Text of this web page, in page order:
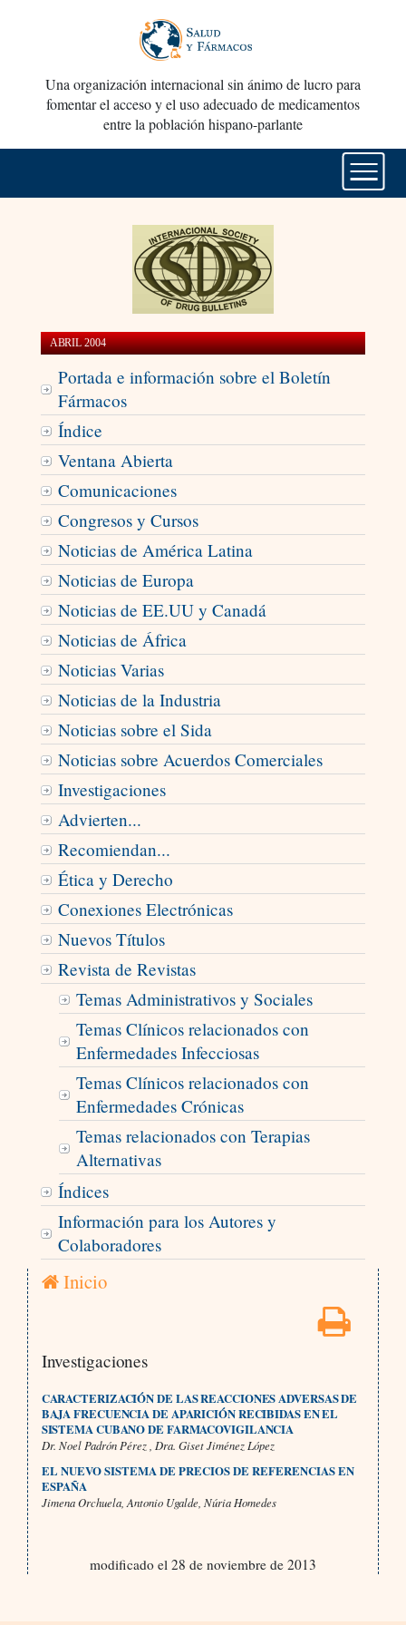
Una organización internacional sin ánimo de lucro para
fomentar el acceso y el uso adecuado de medicamentos
entre la población hispano-parlante
ABRIL 2004
Portada e información sobre el Boletín
Fármacos
Índice
Ventana Abierta
Comunicaciones
Congresos y Cursos
Noticias de América Latina
Noticias de Europa
Noticias de EE.UU y Canadá
Noticias de África
Noticias Varias
Noticias de la Industria
Noticias sobre el Sida
Noticias sobre Acuerdos Comerciales
Investigaciones
Advierten...
Recomiendan...
Ética y Derecho
Conexiones Electrónicas
Nuevos Títulos
Revista de Revistas
Temas Administrativos y Sociales
Temas Clínicos relacionados con
Enfermedades Infecciosas
Temas Clínicos relacionados con
Enfermedades Crónicas
Temas relacionados con Terapias
Alternativas
Índices
Información para los Autores y
Colaboradores
Inicio
Investigaciones
CARACTERIZACIÓN DE LAS REACCIONES ADVERSAS DE
BAJA FRECUENCIA DE APARICIÓN RECIBIDAS EN EL
SISTEMA CUBANO DE FARMACOVIGILANCIA
Dr. Noel Padrón Pérez , Dra. Giset Jiménez López
EL NUEVO SISTEMA DE PRECIOS DE REFERENCIAS EN
ESPAÑA
Jimena Orchuela, Antonio Ugalde, Núria Homedes
modificado el 28 de noviembre de 2013